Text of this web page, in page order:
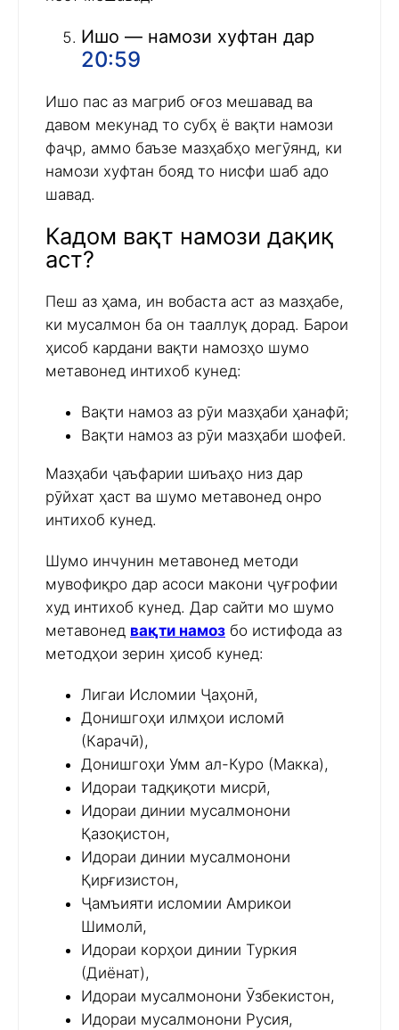
Ишо — намози хуфтан дар
20:59
Ишо пас аз магриб оғоз мешавад ва
давом мекунад то субҳ ё вақти намози
фаҷр, аммо баъзе мазҳабҳо мегӯянд, ки
намози хуфтан бояд то нисфи шаб адо
шавад.
Кадом вақт намози дақиқ
аст?
Пеш аз ҳама, ин вобаста аст аз мазҳабе,
ки мусалмон ба он тааллуқ дорад. Барои
ҳисоб кардани вақти намозҳо шумо
метавонед интихоб кунед:
Вақти намоз аз рӯи мазҳаби ҳанафӣ;
Вақти намоз аз рӯи мазҳаби шофеӣ.
Мазҳаби ҷаъфарии шиъаҳо низ дар
рӯйхат ҳаст ва шумо метавонед онро
интихоб кунед.
Шумо инчунин метавонед методи
мувофиқро дар асоси макони ҷуғрофии
худ интихоб кунед. Дар сайти мо шумо
метавонед вақти намоз бо истифода аз
методҳои зерин ҳисоб кунед:
Лигаи Исломии Ҷаҳонӣ,
Донишгоҳи илмҳои исломӣ
(Карачӣ),
Донишгоҳи Умм ал-Куро (Макка),
Идораи тадқиқоти мисрӣ,
Идораи динии мусалмонони
Қазоқистон,
Идораи динии мусалмонони
Қирғизистон,
Ҷамъияти исломии Амрикои
Шимолӣ,
Идораи корҳои динии Туркия
(Диёнат),
Идораи мусалмонони Ӯзбекистон,
Идораи мусалмонони Русия,